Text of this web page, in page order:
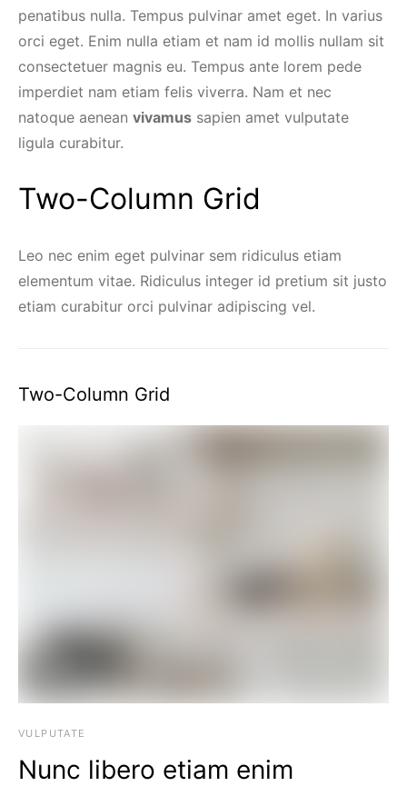
penatibus nulla. Tempus pulvinar amet eget. In varius
orci eget. Enim nulla etiam et nam id mollis nullam sit
consectetuer magnis eu. Tempus ante lorem pede
imperdiet nam etiam felis viverra. Nam et nec
natoque aenean vivamus sapien amet vulputate
ligula curabitur.
Two-Column Grid
Leo nec enim eget pulvinar sem ridiculus etiam
elementum vitae. Ridiculus integer id pretium sit justo
etiam curabitur orci pulvinar adipiscing vel.
Two-Column Grid
VULPUTATE
Nunc libero etiam enim